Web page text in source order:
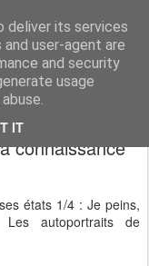
deliver its services
user-agent are
and security
usage
IT - dans: Les
connaissance
états 1/4 : Je peins,
autoportraits de